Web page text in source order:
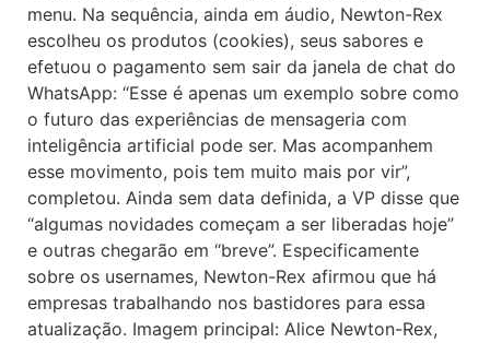
menu. Na sequência, ainda em áudio, Newton-Rex
escolheu os produtos (cookies), seus sabores e
efetuou o pagamento sem sair da janela de chat do
WhatsApp: “Esse é apenas um exemplo sobre como
o futuro das experiências de mensageria com
inteligência artificial pode ser. Mas acompanhem
esse movimento, pois tem muito mais por vir”,
completou. Ainda sem data definida, a VP disse que
“algumas novidades começam a ser liberadas hoje”
e outras chegarão em “breve”. Especificamente
sobre os usernames, Newton-Rex afirmou que há
empresas trabalhando nos bastidores para essa
atualização. Imagem principal: Alice Newton-Rex,